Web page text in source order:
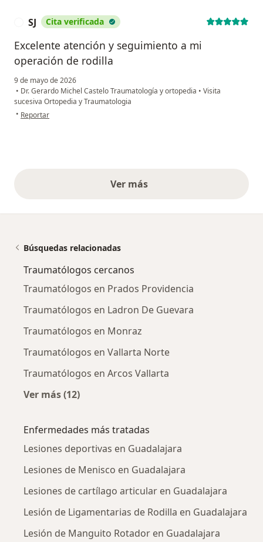
SJ Cita verificada
Excelente atención y seguimiento a mi
operación de rodilla
9 de mayo de 2026
• Dr. Gerardo Michel Castelo Traumatología y ortopedia • Visita
sucesiva Ortopedia y Traumatologia
• en opinión del usuario SJ
Reportar
Ver másopiniones anteriores
Búsquedas relacionadas
Traumatólogos cercanos
Traumatólogos en Prados Providencia
Traumatólogos en Ladron De Guevara
Traumatólogos en Monraz
Traumatólogos en Vallarta Norte
Traumatólogos en Arcos Vallarta
Ver más (12)
Enfermedades más tratadas
Lesiones deportivas en Guadalajara
Lesiones de Menisco en Guadalajara
Lesiones de cartílago articular en Guadalajara
Lesión de Ligamentarias de Rodilla en Guadalajara
Lesión de Manguito Rotador en Guadalajara